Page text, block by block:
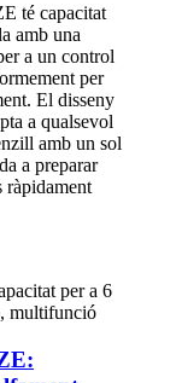
té capacitat
amb una
a un control
per
El disseny
a qualsevol
amb un sol
a preparar
ràpidament